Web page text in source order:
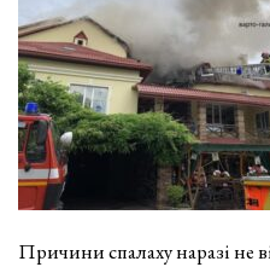
Причини спалаху наразі не